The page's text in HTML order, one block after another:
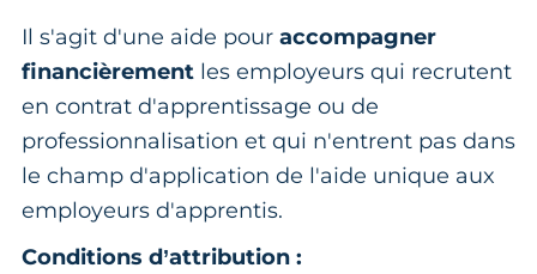
Il s'agit d'une aide pour accompagner
financièrement les employeurs qui recrutent
en contrat d'apprentissage ou de
professionnalisation et qui n'entrent pas dans
le champ d'application de l'aide unique aux
employeurs d'apprentis.
Conditions d’attribution :